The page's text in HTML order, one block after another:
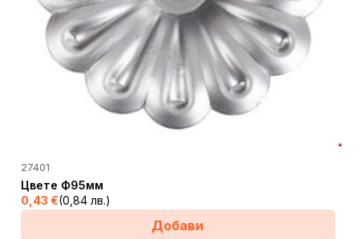
27401
Цвете Ф95мм
0,43 €(0,84 лв.)
Добави